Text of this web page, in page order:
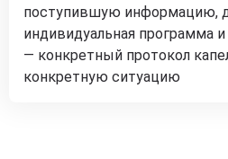
поступившую информацию,
индивидуальная программа и
— конкретный протокол
конкретную ситуацию